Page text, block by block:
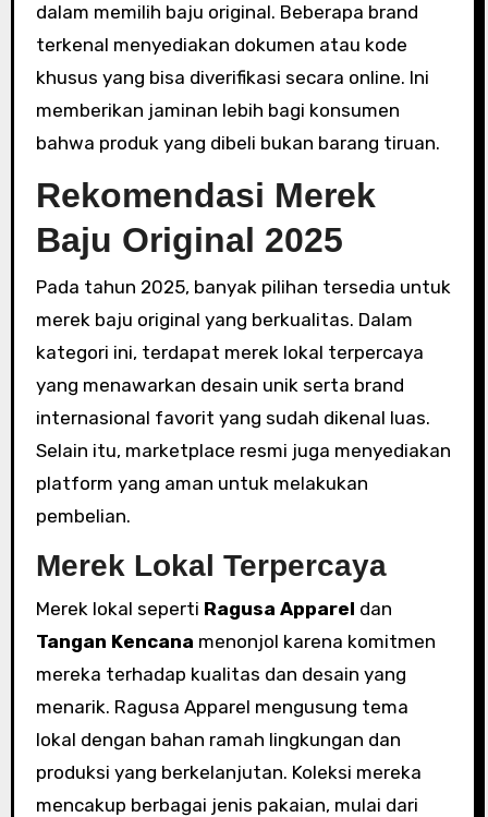
dalam memilih baju original. Beberapa brand
terkenal menyediakan dokumen atau kode
khusus yang bisa diverifikasi secara online. Ini
memberikan jaminan lebih bagi konsumen
bahwa produk yang dibeli bukan barang tiruan.
Rekomendasi Merek
Baju Original 2025
Pada tahun 2025, banyak pilihan tersedia untuk
merek baju original yang berkualitas. Dalam
kategori ini, terdapat merek lokal terpercaya
yang menawarkan desain unik serta brand
internasional favorit yang sudah dikenal luas.
Selain itu, marketplace resmi juga menyediakan
platform yang aman untuk melakukan
pembelian.
Merek Lokal Terpercaya
Merek lokal seperti Ragusa Apparel dan
Tangan Kencana menonjol karena komitmen
mereka terhadap kualitas dan desain yang
menarik. Ragusa Apparel mengusung tema
lokal dengan bahan ramah lingkungan dan
produksi yang berkelanjutan. Koleksi mereka
mencakup berbagai jenis pakaian, mulai dari